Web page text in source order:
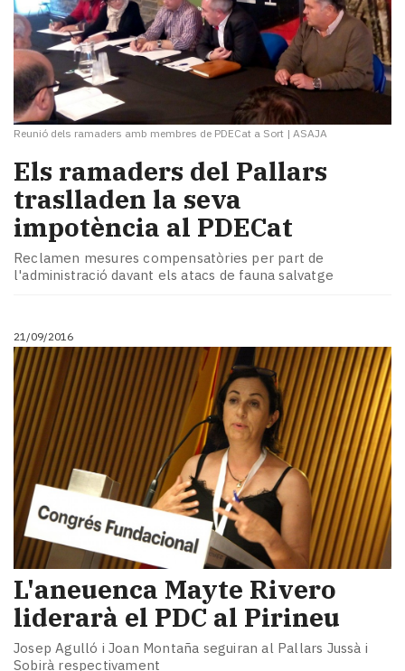
Reunió dels ramaders amb membres de PDECat a Sort | ASAJA
Els ramaders del Pallars
traslladen la seva
impotència al PDECat
Reclamen mesures compensatòries per part de
l'administració davant els atacs de fauna salvatge
21/09/2016
L'aneuenca Mayte Rivero
liderarà el PDC al Pirineu
Josep Agulló i Joan Montaña seguiran al Pallars Jussà i
Sobirà respectivament